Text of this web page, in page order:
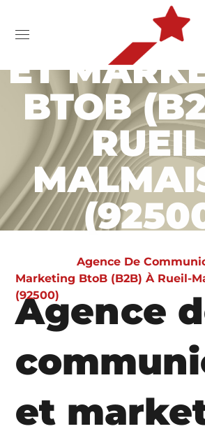
ET
BTOB
Agence De
Marketing BtoB (B2B) À Rueil-
(92500)
Agence
et